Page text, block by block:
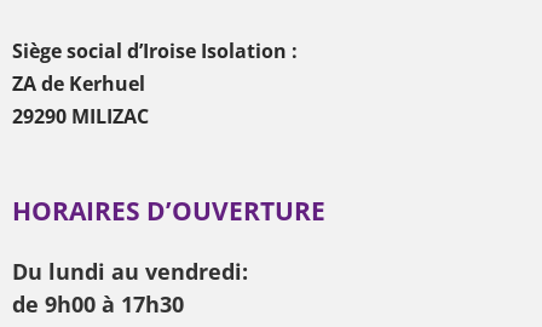
Siège social d’Iroise Isolation :
ZA de Kerhuel
29290 MILIZAC
HORAIRES D’OUVERTURE
Du lundi au vendredi:
de 9h00 à 17h30